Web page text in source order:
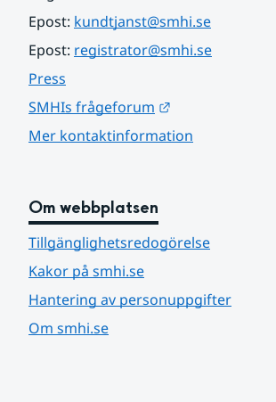
Epost: kundtjanst@smhi.se
Epost: registrator@smhi.se
Press
SMHIs frågeforum
Mer kontaktinformation
Om webbplatsen
Tillgänglighetsredogörelse
Kakor på smhi.se
Hantering av personuppgifter
Om smhi.se